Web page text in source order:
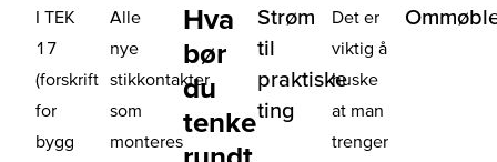
I TEK
17
(forskrift
for
bygg
Alle
nye
stikkontakter
som
monteres
Hva
bør
du
tenke
Strøm
til
praktiske
ting
Det er
viktig å
huske
at man
trenger